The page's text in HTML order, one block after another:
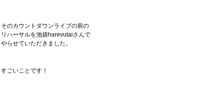
そのカウントダウンライブの前の
リハーサルを池袋harevutaiさんで
やらせていただきました。
すごいことです！